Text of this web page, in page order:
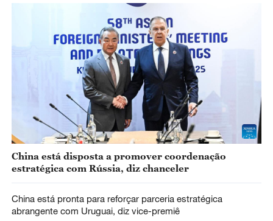
China está disposta a promover coordenação
estratégica com Rússia, diz chanceler
China está pronta para reforçar parceria estratégica
abrangente com Uruguai, diz vice-premiê